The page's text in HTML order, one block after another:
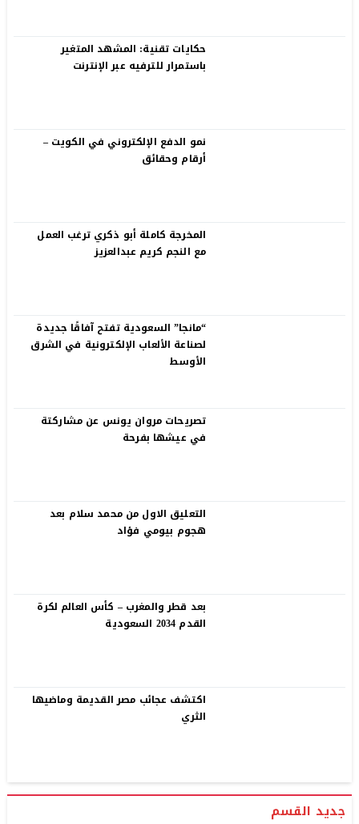
حكايات تقنية: المشهد المتغير
باستمرار للترفيه عبر الإنترنت
نمو الدفع الإلكتروني في الكويت –
أرقام وحقائق
المخرجة كاملة أبو ذكري ترغب العمل
مع النجم كريم عبدالعزيز
“مانجا” السعودية تفتح آفاقًا جديدة
لصناعة الألعاب الإلكترونية في الشرق
الأوسط
تصريحات مروان يونس عن مشاركتة
في عيشها بفرحة
التعليق الاول من محمد سلام بعد
هجوم بيومي فؤاد
بعد قطر والمغرب – كأس العالم لكرة
القدم 2034 السعودية
اكتشف عجائب مصر القديمة وماضيها
الثري
جديد القسم